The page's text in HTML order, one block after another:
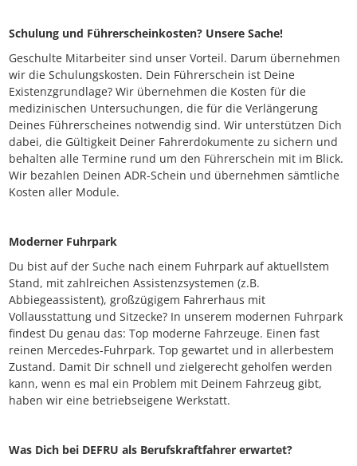
Schulung und Führerscheinkosten? Unsere Sache!
Geschulte Mitarbeiter sind unser Vorteil. Darum übernehmen
wir die Schulungskosten. Dein Führerschein ist Deine
Existenzgrundlage? Wir übernehmen die Kosten für die
medizinischen Untersuchungen, die für die Verlängerung
Deines Führerscheines notwendig sind. Wir unterstützen Dich
dabei, die Gültigkeit Deiner Fahrerdokumente zu sichern und
behalten alle Termine rund um den Führerschein mit im Blick.
Wir bezahlen Deinen ADR-Schein und übernehmen sämtliche
Kosten aller Module.
Moderner Fuhrpark
Du bist auf der Suche nach einem Fuhrpark auf aktuellstem
Stand, mit zahlreichen Assistenzsystemen (z.B.
Abbiegeassistent), großzügigem Fahrerhaus mit
Vollausstattung und Sitzecke? In unserem modernen Fuhrpark
findest Du genau das: Top moderne Fahrzeuge. Einen fast
reinen Mercedes-Fuhrpark. Top gewartet und in allerbestem
Zustand. Damit Dir schnell und zielgerecht geholfen werden
kann, wenn es mal ein Problem mit Deinem Fahrzeug gibt,
haben wir eine betriebseigene Werkstatt.
Was Dich bei DEFRU als Berufskraftfahrer erwartet?